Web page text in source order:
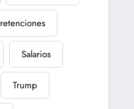
retenciones
Salarios
Trump